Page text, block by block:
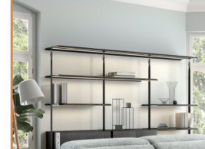
décoration